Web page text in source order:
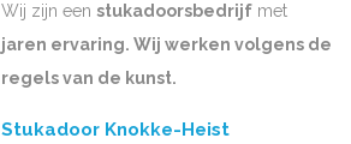
Wij zijn een stukadoorsbedrijf met
jaren ervaring. Wij werken volgens de
regels van de kunst.
Stukadoor Knokke-Heist